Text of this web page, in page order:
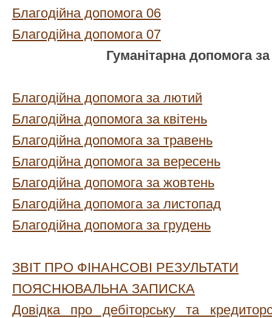
Благодійна допомога 06
Благодійна допомога 07
Гуманітарна допомога за
Благодійна допомога за лютий
Благодійна допомога за квітень
Благодійна допомога за травень
Благодійна допомога за вересень
Благодійна допомога за жовтень
Благодійна допомога за листопад
Благодійна допомога за грудень
ЗВІТ ПРО ФІНАНСОВІ РЕЗУЛЬТАТИ
ПОЯСНЮВАЛЬНА ЗАПИСКА
Довідка про дебіторську та